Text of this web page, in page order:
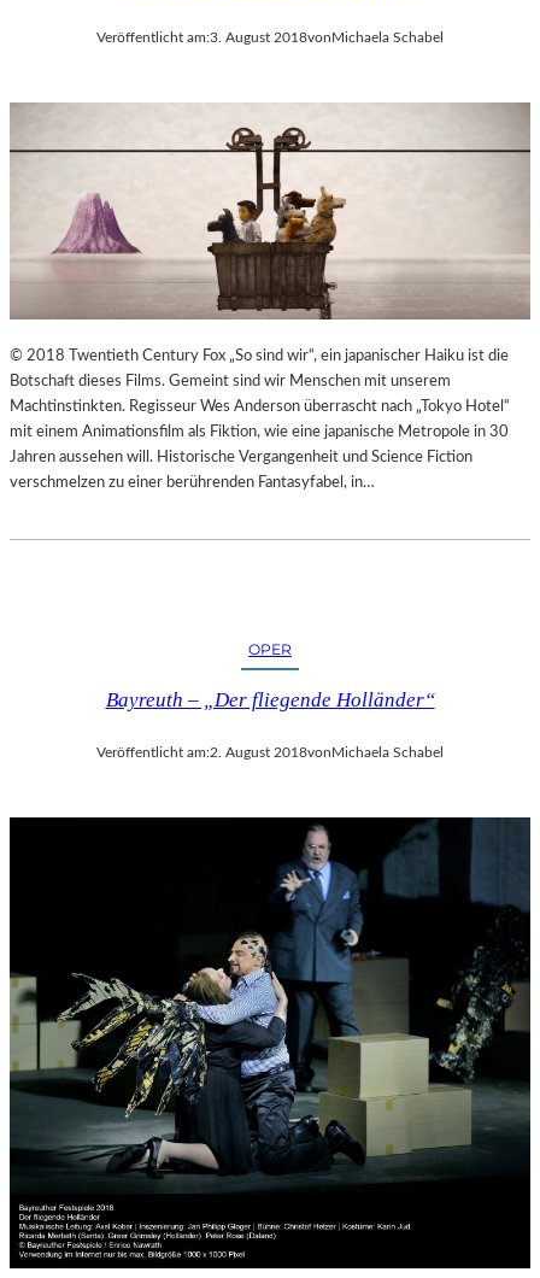
Veröffentlicht am:3. August 2018vonMichaela Schabel
© 2018 Twentieth Century Fox „So sind wir“, ein japanischer Haiku ist die
Botschaft dieses Films. Gemeint sind wir Menschen mit unserem
Machtinstinkten. Regisseur Wes Anderson überrascht nach „Tokyo Hotel“
mit einem Animationsfilm als Fiktion, wie eine japanische Metropole in 30
Jahren aussehen will. Historische Vergangenheit und Science Fiction
verschmelzen zu einer berührenden Fantasyfabel, in…
OPER
Bayreuth – „Der fliegende Holländer“
Veröffentlicht am:2. August 2018vonMichaela Schabel